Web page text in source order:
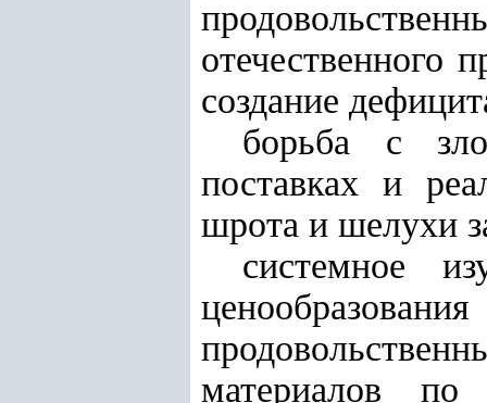
отечественного
создание
борьба с
поставках и
шрота и шелухи
системное
материалов по